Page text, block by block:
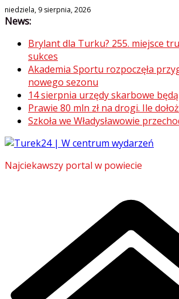
Skip
to
niedziela, 9 sierpnia, 2026
News:
Brylant dla Turku? 255. miejsce
sukces
Akademia Sportu rozpoczęła
nowego sezonu
14 sierpnia urzędy skarbowe
Prawie 80 mln zł na drogi. Ile
Szkoła we Władysławowie
Najciekawszy portal w powiecie